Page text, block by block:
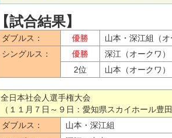
【試合結果】
ダブルス： 優勝
山本・深江組（
シングルス：
優勝
深江（オークワ）
2位
山本（オークワ）
全日本社会人選手権大会
（１１月７日～９日：愛知県スカイホール豊
ダブルス：
山本・深江組